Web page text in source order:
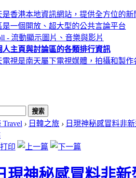
是香港本地資訊網站，提供全方位的
是一個開放、超大型的公共言論平台
- 流動顯示圖片、音樂與影片
人主頁與討論區的各類排行資訊
電視是南天屬下電視媒體，拍攝和製作
搜索
› 日韓之旅 › 日現神秘感冒料非